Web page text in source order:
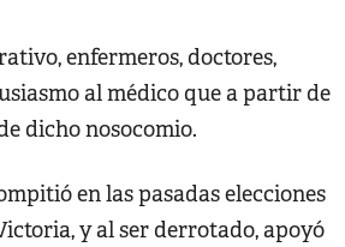
enfermeros, doctores,
al médico que a partir de
dicho nosocomio.
en las pasadas elecciones
y al ser derrotado, apoyó